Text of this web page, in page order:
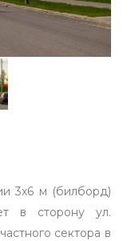
3х6 м (билборд)
в сторону ул.
сектора в